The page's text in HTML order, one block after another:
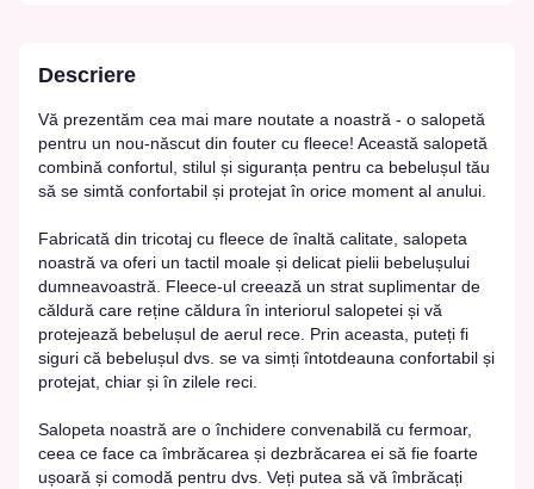
Descriere
Vă prezentăm cea mai mare noutate a noastră - o salopetă
pentru un nou-născut din fouter cu fleece! Această salopetă
combină confortul, stilul și siguranța pentru ca bebelușul tău
să se simtă confortabil și protejat în orice moment al anului.
Fabricată din tricotaj cu fleece de înaltă calitate, salopeta
noastră va oferi un tactil moale și delicat pielii bebelușului
dumneavoastră. Fleece-ul creează un strat suplimentar de
căldură care reține căldura în interiorul salopetei și vă
protejează bebelușul de aerul rece. Prin aceasta, puteți fi
siguri că bebelușul dvs. se va simți întotdeauna confortabil și
protejat, chiar și în zilele reci.
Salopeta noastră are o închidere convenabilă cu fermoar,
ceea ce face ca îmbrăcarea și dezbrăcarea ei să fie foarte
ușoară și comodă pentru dvs. Veți putea să vă îmbrăcați